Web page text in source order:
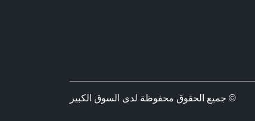
© جميع الحقوق محفوظة لدى السوق الكبير